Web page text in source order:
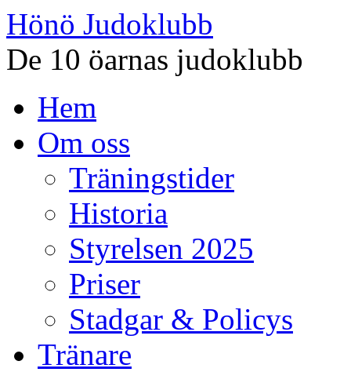
Hönö Judoklubb
De 10 öarnas judoklubb
till
innehållHem
Om oss
Träningstider
Historia
Styrelsen 2025
Priser
Stadgar & Policys
Tränare